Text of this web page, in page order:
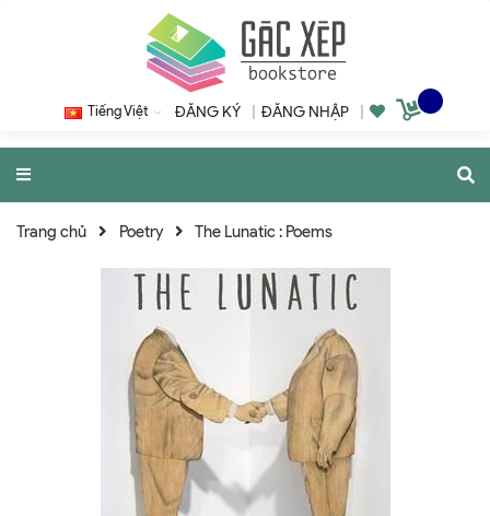
Tiếng Việt ĐĂNG KÝ ĐĂNG NHẬP
Trang chủ Poetry The Lunatic : Poems